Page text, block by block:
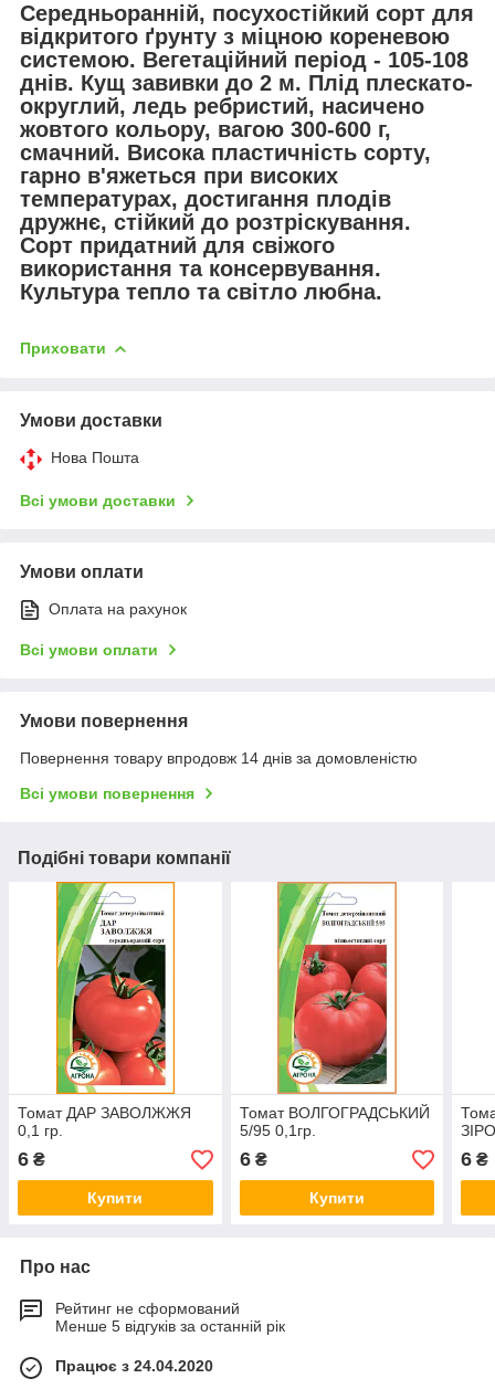
Середньоранній, посухостійкий сорт для
відкритого ґрунту з міцною кореневою
системою. Вегетаційний період - 105-108
днів. Кущ завивки до 2 м. Плід плескато-
округлий, ледь ребристий, насичено
жовтого кольору, вагою 300-600 г,
смачний. Висока пластичність сорту,
гарно в'яжеться при високих
температурах, достигання плодів
дружнє, стійкий до розтріскування.
Сорт придатний для свіжого
використання та консервування.
Культура тепло та світло любна.
Приховати
Умови доставки
Нова Пошта
Всі умови доставки
Умови оплати
Оплата на рахунок
Всі умови оплати
Умови повернення
Повернення товару впродовж 14 днів за домовленістю
Всі умови повернення
Подібні товари компанії
Томат ДАР ЗАВОЛЖЖЯ
0,1 гр.
6 ₴
Купити
Томат ВОЛГОГРАДСЬКИЙ
5/95 0,1гр.
6₴
Купити
6 ₴
Про нас
Рейтинг не сформований
Менше 5 відгуків за останній рік
Працює з 24.04.2020